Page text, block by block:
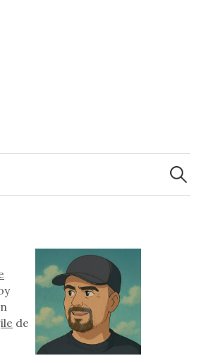
Buscar:
Almeida
de